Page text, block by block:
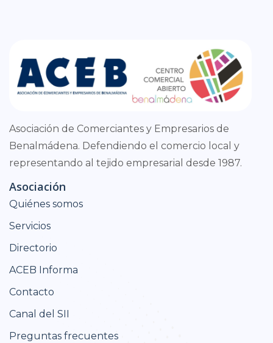
Asociación de Comerciantes y Empresarios de
Benalmádena. Defendiendo el comercio local y
representando al tejido empresarial desde 1987.
Asociación
Quiénes somos
Servicios
Directorio
ACEB Informa
Contacto
Canal del SII
Preguntas frecuentes